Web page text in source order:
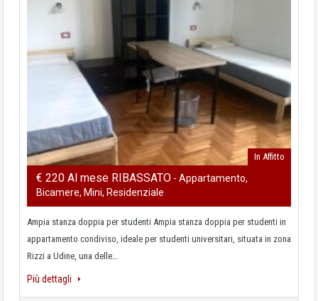
In Affitto
€ 220 Al mese RIBASSATO - Appartamento,
Bicamere, Mini, Residenziale
Ampia stanza doppia per studenti Ampia stanza doppia per studenti in
appartamento condiviso, ideale per studenti universitari, situata in zona
Rizzi a Udine, una delle…
Più dettagli